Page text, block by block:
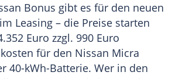
Bonus gibt es für den neuen
Leasing – die Preise starten
Euro zzgl. 990 Euro
für den Nissan Micra
40-kWh-Batterie. Wer in den